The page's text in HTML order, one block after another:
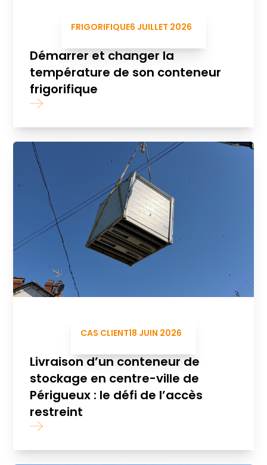
FRIGORIFIQUE6 JUILLET 2026
Démarrer et changer la
température de son conteneur
frigorifique
CAS CLIENT18 JUIN 2026
Livraison d’un conteneur de
stockage en centre-ville de
Périgueux : le défi de l’accès
restreint